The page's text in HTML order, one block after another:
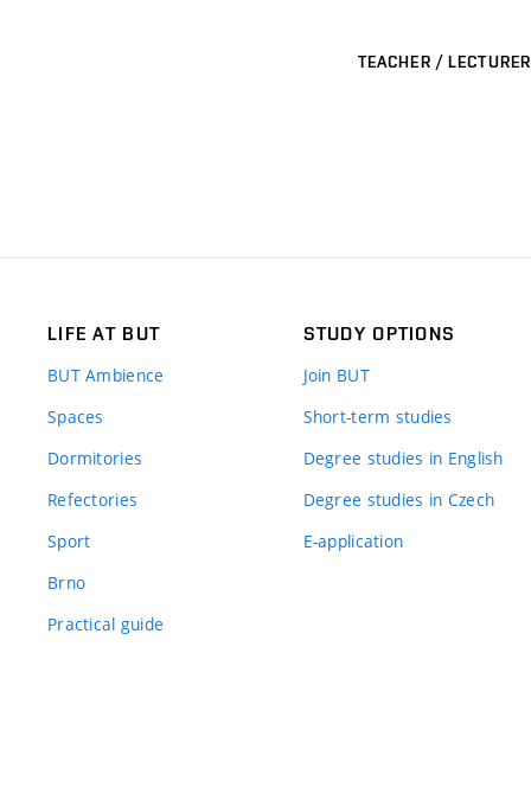
TEACHER / LECTURER
LIFE AT BUT
BUT Ambience
Spaces
Dormitories
Refectories
Sport
Brno
Practical guide
STUDY OPTIONS
Join BUT
Short-term studies
Degree studies in English
Degree studies in Czech
E-application